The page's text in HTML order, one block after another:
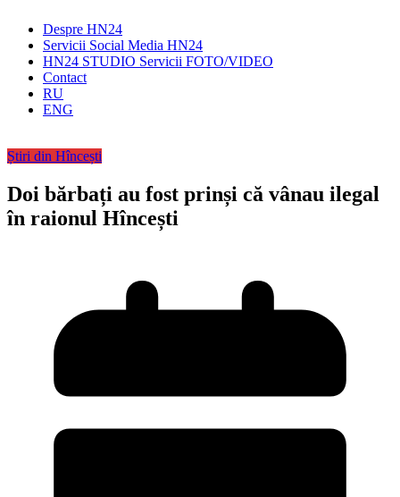
Despre HN24
Servicii Social Media HN24
HN24 STUDIO Servicii FOTO/VIDEO
Contact
RU
ENG
Știri din Hîncești
Doi bărbați au fost prinși că vânau ilegal
în raionul Hîncești